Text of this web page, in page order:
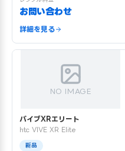
お問い合わせ
詳細を見る
NO IMAGE
バイブXRエリート
htc VIVE XR Elite
新品